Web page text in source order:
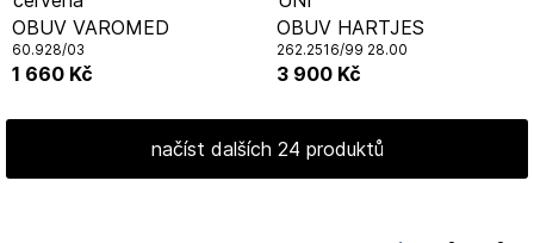
OBUV VAROMED
60.928/03
1 660 Kč
OBUV HARTJES
262.2516/99 28.00
3 900 Kč
načíst dalších 24 produktů